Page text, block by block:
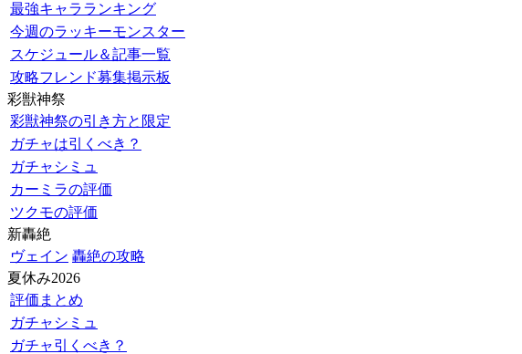
最強キャラランキング
今週のラッキーモンスター
スケジュール＆記事一覧
攻略フレンド募集掲示板
彩獣神祭
彩獣神祭の引き方と限定
ガチャは引くべき？
ガチャシミュ
カーミラの評価
ツクモの評価
新轟絶
ヴェイン 轟絶の攻略
夏休み2026
評価まとめ
ガチャシミュ
ガチャ引くべき？